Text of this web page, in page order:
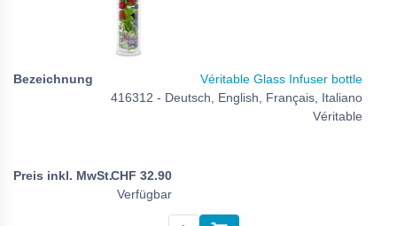
Véritable Glass Infuser bottle
416312 - Deutsch, English, Français, Italiano
Véritable
CHF 32.90
Verfügbar